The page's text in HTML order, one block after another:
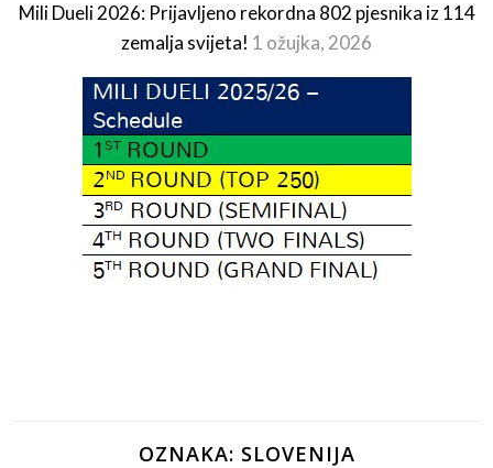
Mili Dueli 2026: Prijavljeno rekordna 802 pjesnika iz 114
zemalja svijeta! 1 ožujka, 2026
OZNAKA: SLOVENIJA